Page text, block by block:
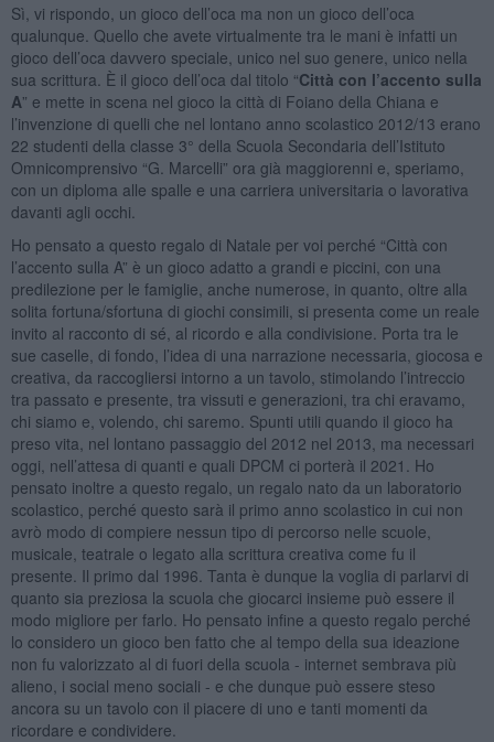
Sì, vi rispondo, un gioco dell’oca ma non un gioco dell’oca
qualunque. Quello che avete virtualmente tra le mani è infatti un
gioco dell’oca davvero speciale, unico nel suo genere, unico nella
sua scrittura. È il gioco dell’oca dal titolo “Città con l’accento sulla
A” e mette in scena nel gioco la città di Foiano della Chiana e
l’invenzione di quelli che nel lontano anno scolastico 2012/13 erano
22 studenti della classe 3° della Scuola Secondaria dell’Istituto
Omnicomprensivo “G. Marcelli” ora già maggiorenni e, speriamo,
con un diploma alle spalle e una carriera universitaria o lavorativa
davanti agli occhi.
Ho pensato a questo regalo di Natale per voi perché “Città con
l’accento sulla A” è un gioco adatto a grandi e piccini, con una
predilezione per le famiglie, anche numerose, in quanto, oltre alla
solita fortuna/sfortuna di giochi consimili, si presenta come un reale
invito al racconto di sé, al ricordo e alla condivisione. Porta tra le
sue caselle, di fondo, l’idea di una narrazione necessaria, giocosa e
creativa, da raccogliersi intorno a un tavolo, stimolando l’intreccio
tra passato e presente, tra vissuti e generazioni, tra chi eravamo,
chi siamo e, volendo, chi saremo. Spunti utili quando il gioco ha
preso vita, nel lontano passaggio del 2012 nel 2013, ma necessari
oggi, nell’attesa di quanti e quali DPCM ci porterà il 2021. Ho
pensato inoltre a questo regalo, un regalo nato da un laboratorio
scolastico, perché questo sarà il primo anno scolastico in cui non
avrò modo di compiere nessun tipo di percorso nelle scuole,
musicale, teatrale o legato alla scrittura creativa come fu il
presente. Il primo dal 1996. Tanta è dunque la voglia di parlarvi di
quanto sia preziosa la scuola che giocarci insieme può essere il
modo migliore per farlo. Ho pensato infine a questo regalo perché
lo considero un gioco ben fatto che al tempo della sua ideazione
non fu valorizzato al di fuori della scuola - internet sembrava più
alieno, i social meno sociali - e che dunque può essere steso
ancora su un tavolo con il piacere di uno e tanti momenti da
ricordare e condividere.